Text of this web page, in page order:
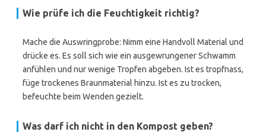
Wie prüfe ich die Feuchtigkeit richtig?
Mache die Auswringprobe: Nimm eine Handvoll Material und
drücke es. Es soll sich wie ein ausgewrungener Schwamm
anfühlen und nur wenige Tropfen abgeben. Ist es tropfnass,
füge trockenes Braunmaterial hinzu. Ist es zu trocken,
befeuchte beim Wenden gezielt.
Was darf ich nicht in den Kompost geben?